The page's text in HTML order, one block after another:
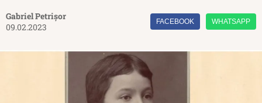
Gabriel Petrișor
09.02.2023
FACEBOOK WHATSAPP